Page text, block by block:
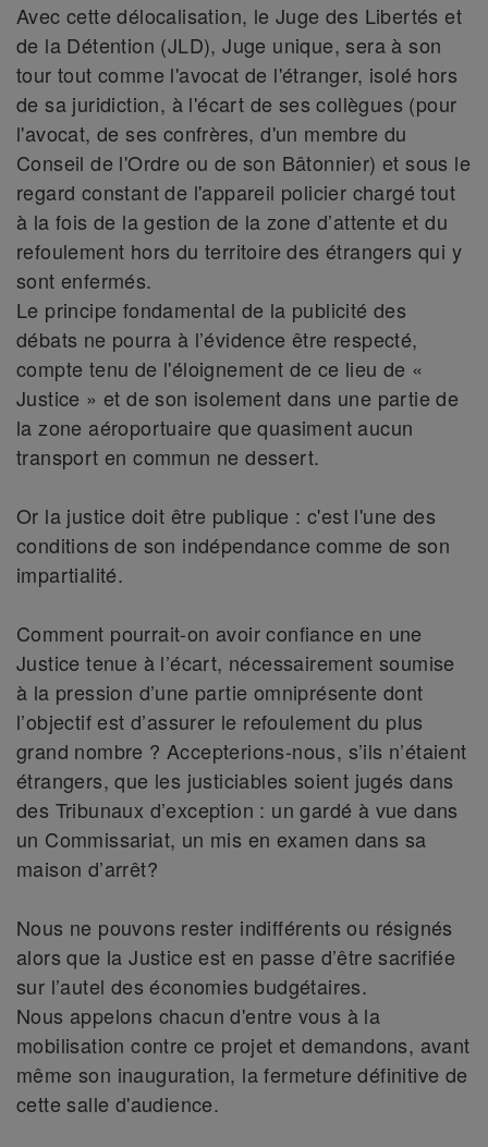
Avec cette délocalisation, le Juge des Libertés et
de la Détention (JLD), Juge unique, sera à son
tour tout comme l'avocat de l'étranger, isolé hors
de sa juridiction, à l'écart de ses collègues (pour
l'avocat, de ses confrères, d'un membre du
Conseil de l'Ordre ou de son Bâtonnier) et sous le
regard constant de l'appareil policier chargé tout
à la fois de la gestion de la zone d’attente et du
refoulement hors du territoire des étrangers qui y
sont enfermés.
Le principe fondamental de la publicité des
débats ne pourra à l’évidence être respecté,
compte tenu de l'éloignement de ce lieu de «
Justice » et de son isolement dans une partie de
la zone aéroportuaire que quasiment aucun
transport en commun ne dessert.
Or la justice doit être publique : c'est l'une des
conditions de son indépendance comme de son
impartialité.
Comment pourrait-on avoir confiance en une
Justice tenue à l’écart, nécessairement soumise
à la pression d’une partie omniprésente dont
l’objectif est d’assurer le refoulement du plus
grand nombre ? Accepterions-nous, s’ils n’étaient
étrangers, que les justiciables soient jugés dans
des Tribunaux d’exception : un gardé à vue dans
un Commissariat, un mis en examen dans sa
maison d’arrêt?
Nous ne pouvons rester indifférents ou résignés
alors que la Justice est en passe d’être sacrifiée
sur l’autel des économies budgétaires.
Nous appelons chacun d'entre vous à la
mobilisation contre ce projet et demandons, avant
même son inauguration, la fermeture définitive de
cette salle d'audience.